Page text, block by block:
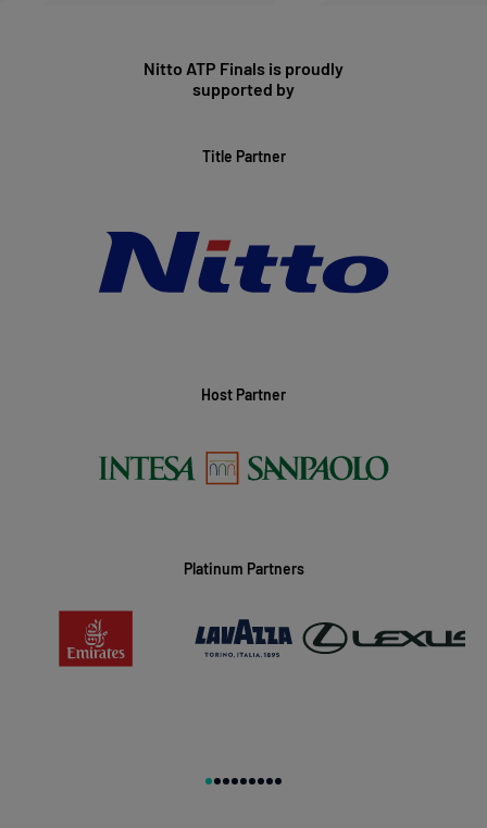
Nitto ATP Finals is proudly
supported by
Title Partner
Host Partner
Platinum Partners